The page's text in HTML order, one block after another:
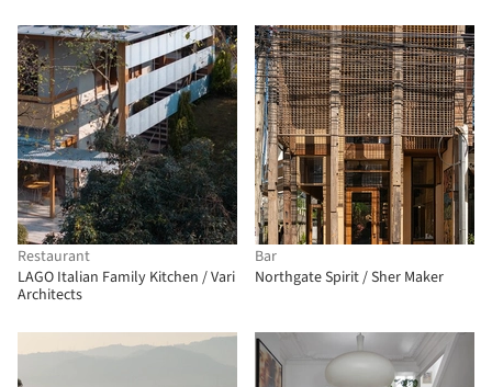
Liubliana / dans arhitekti
Restaurant
LAGO Italian Family Kitchen / Vari
Architects
Bar
Northgate Spirit / Sher Maker